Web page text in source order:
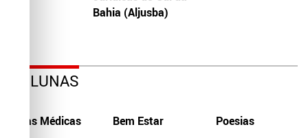
Bahia (Aljusba)
COLUNAS
Dicas Médicas Bem Estar Poesias